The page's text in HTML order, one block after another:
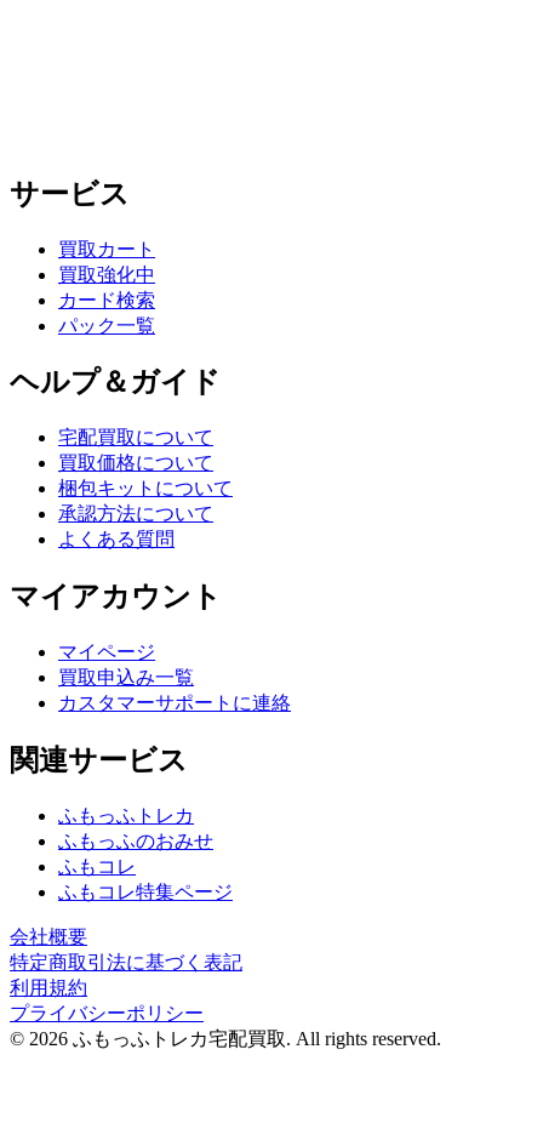
サービス
買取カート
買取強化中
カード検索
パック一覧
ヘルプ＆ガイド
宅配買取について
買取価格について
梱包キットについて
承認方法について
よくある質問
マイアカウント
マイページ
買取申込み一覧
カスタマーサポートに連絡
関連サービス
ふもっふトレカ
ふもっふのおみせ
ふもコレ
ふもコレ特集ページ
会社概要
特定商取引法に基づく表記
利用規約
プライバシーポリシー
© 2026 ふもっふトレカ宅配買取. All rights reserved.